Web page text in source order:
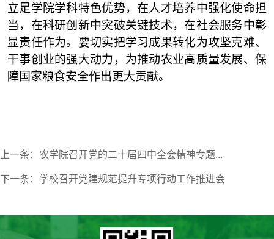
立足学院学科特色优势，在人才培养中强化使命担
当，在科研创新中突破关键技术，在社会服务中彰
显责任作为。要切实把学习成果转化为攻坚克难、
干事创业的强大动力，为推动农业高质量发展、保
障国家粮食安全作出更大贡献。
上一条：农学院召开党的二十届四中全会精神专题...
下一条：学校召开党建规范提升专项行动工作推进会